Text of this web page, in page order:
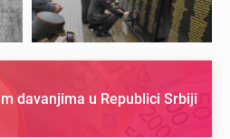
davanjima u Republici Srbiji